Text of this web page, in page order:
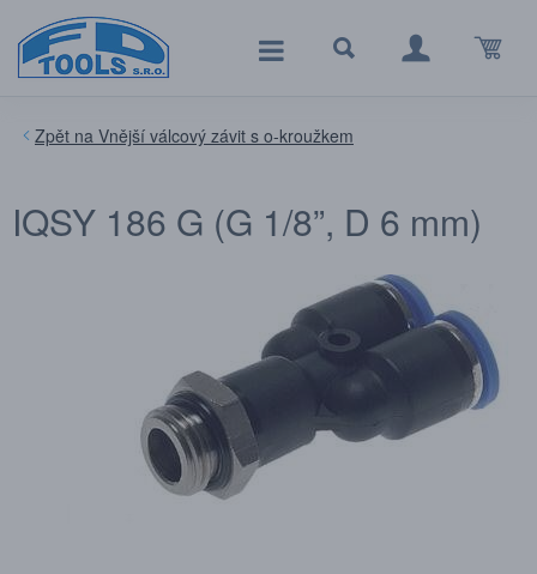
Vnější válcový závit s o-kroužkem
IQSY 186 G (G 1/8”, D 6 mm)